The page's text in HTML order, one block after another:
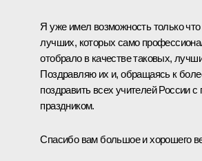
Я уже имел возможность только
лучших, которых само
отобрало в качестве таковых,
Поздравляю их и, обращаясь к
поздравить всех учителей России
праздником.
Спасибо вам большое и хорошего